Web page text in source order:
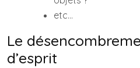
etc…
Le
d’esprit